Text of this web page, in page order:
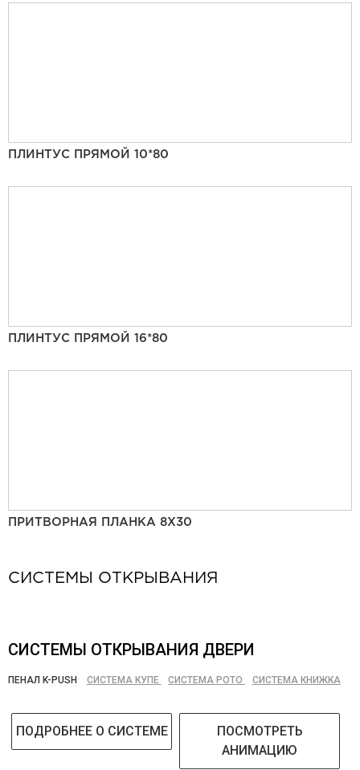
ПЛИНТУС ПРЯМОЙ 10*80
ПЛИНТУС ПРЯМОЙ 16*80
ПРИТВОРНАЯ ПЛАНКА 8Х30
СИСТЕМЫ ОТКРЫВАНИЯ
СИСТЕМЫ ОТКРЫВАНИЯ ДВЕРИ
ПЕНАЛ K-PUSH СИСТЕМА КУПЕ СИСТЕМА РОТО СИСТЕМА КНИЖКА
ПОДРОБНЕЕ О СИСТЕМЕ
ПОСМОТРЕТЬ
АНИМАЦИЮ